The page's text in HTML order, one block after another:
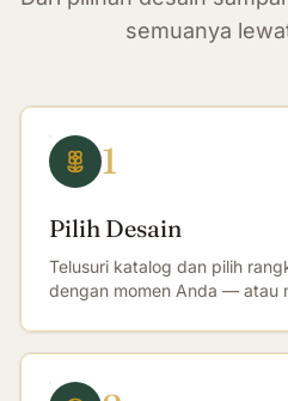
semuanya
1
Pilih Desain
Telusuri katalog dan pilih
dengan momen Anda — atau